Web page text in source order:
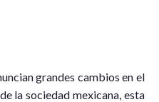
grandes cambios en el
la sociedad mexicana, esta